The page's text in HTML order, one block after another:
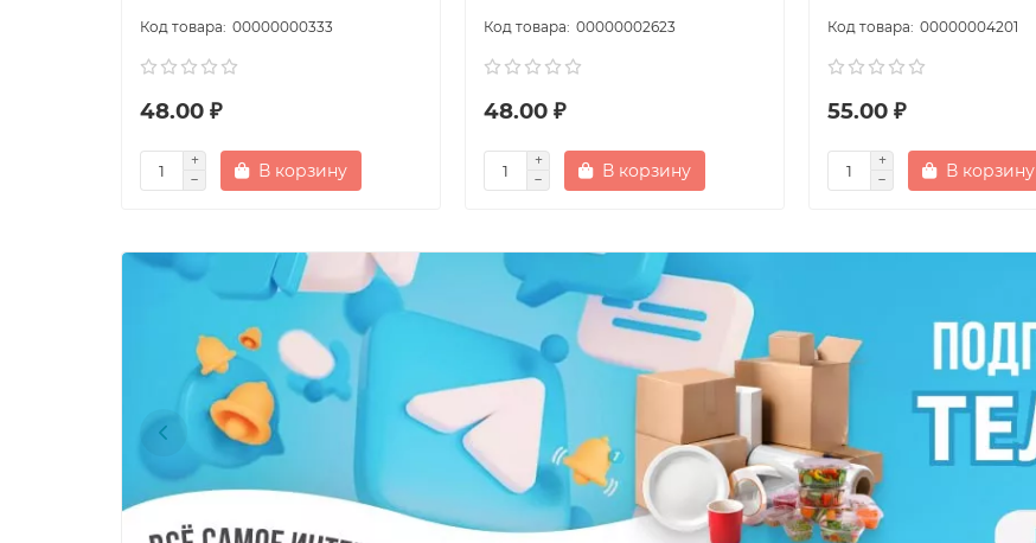
00000000333
48.00 ₽
В корзину
00000002623
48.00 ₽
В корзину
00000004201
55.00 ₽
В корзину